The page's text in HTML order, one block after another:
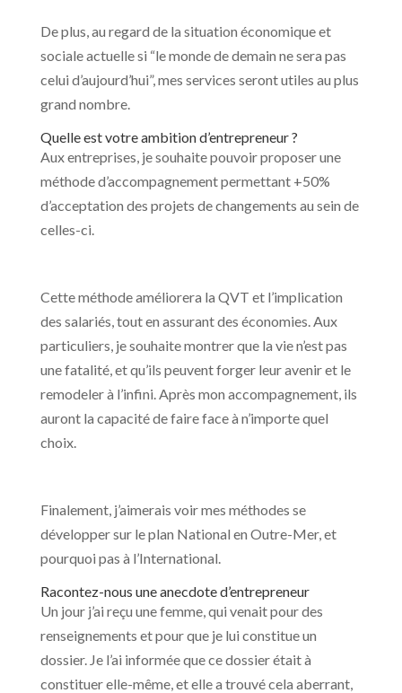
De plus, au regard de la situation économique et
sociale actuelle si “le monde de demain ne sera pas
celui d’aujourd’hui”, mes services seront utiles au plus
grand nombre.
Quelle est votre ambition d’entrepreneur ?
Aux entreprises, je souhaite pouvoir proposer une
méthode d’accompagnement permettant +50%
d’acceptation des projets de changements au sein de
celles-ci.
Cette méthode améliorera la QVT et l’implication
des salariés, tout en assurant des économies. Aux
particuliers, je souhaite montrer que la vie n’est pas
une fatalité, et qu’ils peuvent forger leur avenir et le
remodeler à l’infini. Après mon accompagnement, ils
auront la capacité de faire face à n’importe quel
choix.
Finalement, j’aimerais voir mes méthodes se
développer sur le plan National en Outre-Mer, et
pourquoi pas à l’International.
Racontez-nous une anecdote d’entrepreneur
Un jour j’ai reçu une femme, qui venait pour des
renseignements et pour que je lui constitue un
dossier. Je l’ai informée que ce dossier était à
constituer elle-même, et elle a trouvé cela aberrant,